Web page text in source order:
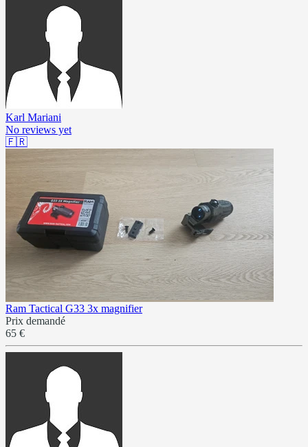
Karl Mariani
No reviews yet
🇫🇷
Ram Tactical G33 3x magnifier
Prix demandé
65 €